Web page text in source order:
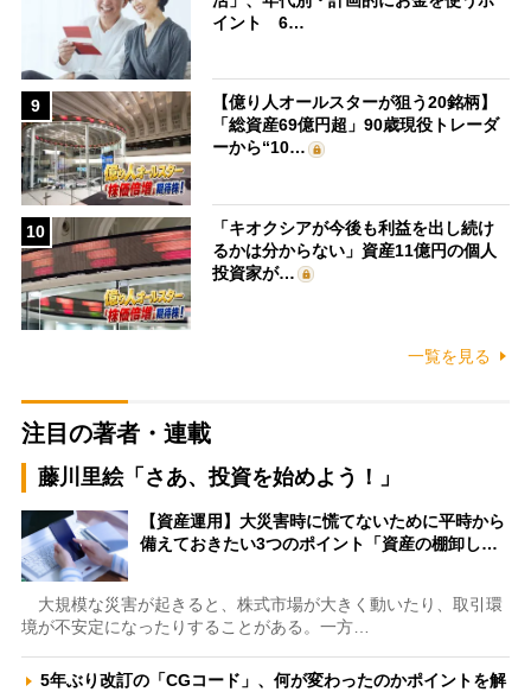
イント 6…
9
【億り人オールスターが狙う20銘柄】
「総資産69億円超」90歳現役トレーダ
ーから“10…
10
「キオクシアが今後も利益を出し続け
るかは分からない」資産11億円の個人
投資家が…
一覧を見る
注目の著者・連載
藤川里絵「さあ、投資を始めよう！」
【資産運用】大災害時に慌てないために平時から
備えておきたい3つのポイント「資産の棚卸し…
大規模な災害が起きると、株式市場が大きく動いたり、取引環
境が不安定になったりすることがある。一方…
5年ぶり改訂の「CGコード」、何が変わったのかポイントを解